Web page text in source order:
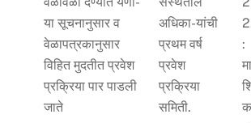
या सूचनानुसार व
वेळापत्रकानुसार
विहित मुदतीत प्रवेश
प्रक्रिया पार पाडली
जाते
अधिका-यांची
प्रथम वर्ष
प्रवेश
प्रक्रिया
समिती.
: